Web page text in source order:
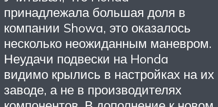
принадлежала большая доля в
компании Showa, это оказалось
несколько неожиданным маневром.
Неудачи подвески на Honda
видимо крылись в настройках на их
заводе, а не в производителях